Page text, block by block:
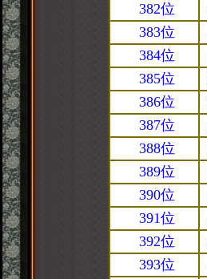
382位
383位
384位
385位
386位
387位
388位
389位
390位
391位
392位
393位